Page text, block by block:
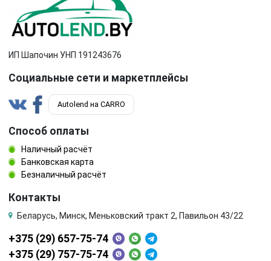
ИП Шапочин УНП 191243676
Социальные сети и маркетплейсы
Autolend на CARRO
Способ оплаты
Наличный расчёт
Банковская карта
Безналичный расчёт
Контакты
Беларусь, Минск, Меньковский тракт 2, Павильон 43/22
+375 (29) 657-75-74
+375 (29) 757-75-74